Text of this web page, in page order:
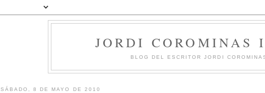
JORDI COROMINAS
BLOG DEL ESCRITOR JORDI
SÁBADO, 8 DE MAYO DE 2010